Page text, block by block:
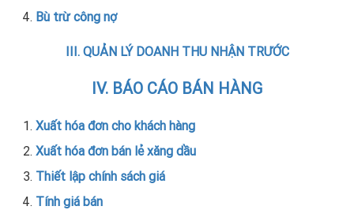
Bù trừ công nợ
III. QUẢN LÝ DOANH THU NHẬN TRƯỚC
IV. BÁO CÁO BÁN HÀNG
Xuất hóa đơn cho khách hàng
Xuất hóa đơn bán lẻ xăng dầu
Thiết lập chính sách giá
Tính giá bán